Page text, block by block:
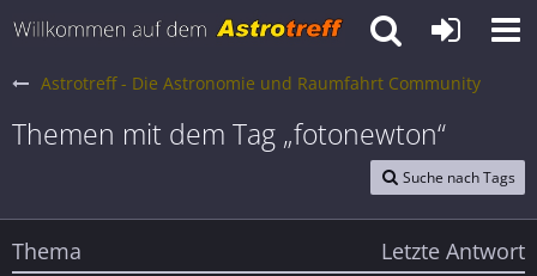
Astrotreff - Die Astronomie und Raumfahrt Community
Themen mit dem Tag „fotonewton“
Suche nach Tags
Thema Letzte Antwort